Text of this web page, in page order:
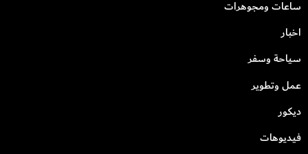
ساعات ومجوهرات
اخبار
سياحة وسفر
عمل وتطوير
ديكور
فيديوهات